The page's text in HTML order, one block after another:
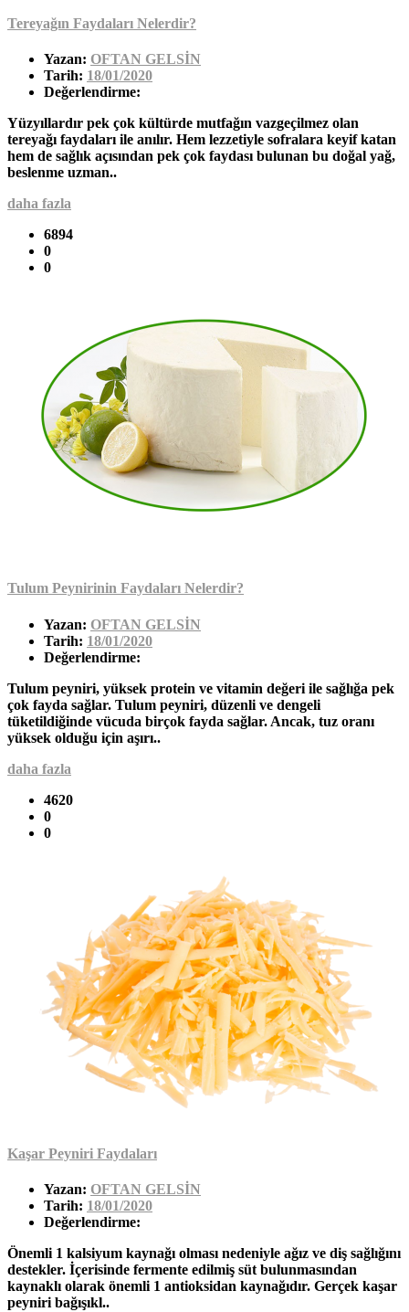
Tereyağın Faydaları Nelerdir?
Yazan: OFTAN GELSİN
Tarih: 18/01/2020
Değerlendirme:
Yüzyıllardır pek çok kültürde mutfağın vazgeçilmez olan
tereyağı faydaları ile anılır. Hem lezzetiyle sofralara keyif katan
hem de sağlık açısından pek çok faydası bulunan bu doğal yağ,
beslenme uzman..
daha fazla
6894
0
0
Tulum Peynirinin Faydaları Nelerdir?
Yazan: OFTAN GELSİN
Tarih: 18/01/2020
Değerlendirme:
Tulum peyniri, yüksek protein ve vitamin değeri ile sağlığa pek
çok fayda sağlar. Tulum peyniri, düzenli ve dengeli
tüketildiğinde vücuda birçok fayda sağlar. Ancak, tuz oranı
yüksek olduğu için aşırı..
daha fazla
4620
0
0
Kaşar Peyniri Faydaları
Yazan: OFTAN GELSİN
Tarih: 18/01/2020
Değerlendirme:
Önemli 1 kalsiyum kaynağı olması nedeniyle ağız ve diş sağlığını
destekler. İçerisinde fermente edilmiş süt bulunmasından
kaynaklı olarak önemli 1 antioksidan kaynağıdır. Gerçek kaşar
peyniri bağışıkl..